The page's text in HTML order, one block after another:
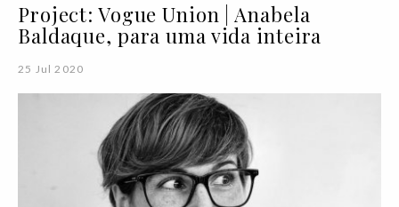
Project: Vogue Union | Anabela
Baldaque, para uma vida inteira
25 Jul 2020